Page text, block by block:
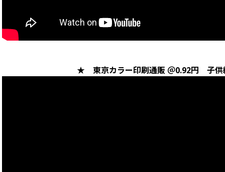
★ 東京カラー印刷通販 ＠0.92円 子